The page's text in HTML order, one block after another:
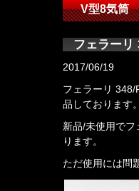
V型8気筒
フェラーリ
2017/06/19
フェラーリ
品しております。
新品/未使用で
ります。
ただ使用には問